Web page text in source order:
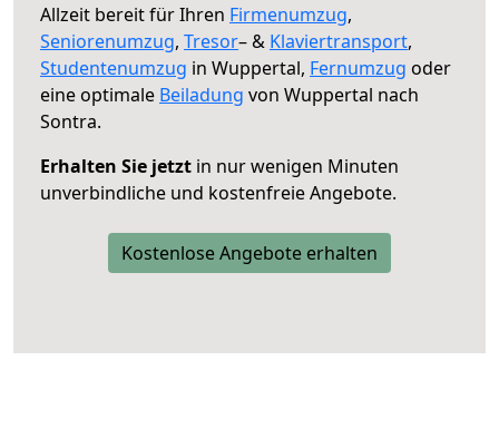
Allzeit bereit für Ihren Firmenumzug,
Seniorenumzug, Tresor– & Klaviertransport,
Studentenumzug in Wuppertal, Fernumzug oder
eine optimale Beiladung von Wuppertal nach
Sontra.
Erhalten Sie jetzt in nur wenigen Minuten
unverbindliche und kostenfreie Angebote.
Kostenlose Angebote erhalten